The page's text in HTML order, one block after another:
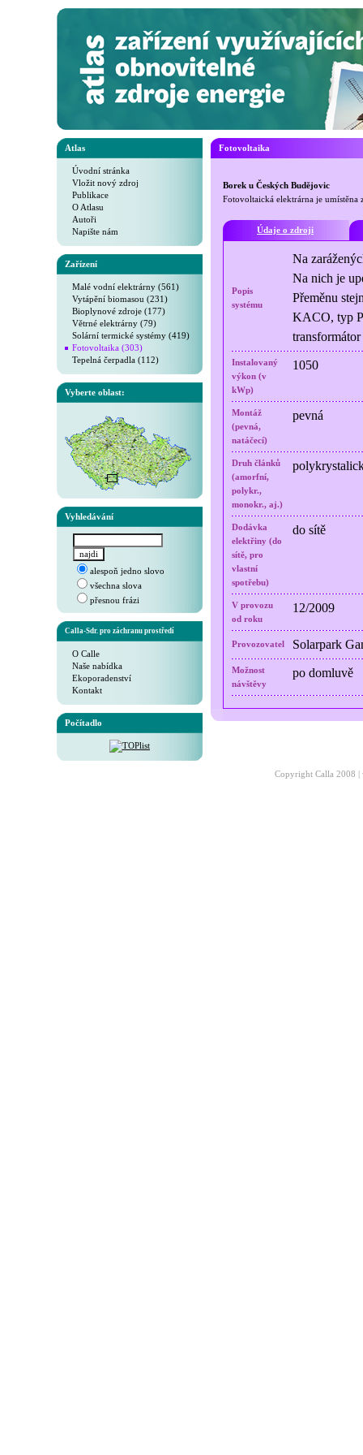
Atlas
Úvodní stránka
Vložit nový zdroj
Publikace
O Atlasu
Autoři
Napište nám
Zařízení
Malé vodní elektrárny (561)
Vytápění biomasou (231)
Bioplynové zdroje (177)
Větrné elektrárny (79)
Solární termické systémy (419)
Fotovoltaika (303)
Tepelná čerpadla (112)
Vyberte oblast:
Vyhledávání
alespoň jedno slovo
všechna slova
přesnou frázi
Calla-Sdr. pro záchranu prostředí
O Calle
Naše nabídka
Ekoporadenství
Kontakt
Počítadlo
Fotovoltaika
Borek u Českých Budějovic
Fotovoltaická elektrárna je
Údaje o zdroji
Popis
systému
Na
Na nich je
Přeměnu
KACO, typ
Instalovaný
výkon (v
kWp)
1050
Montáž
(pevná,
natáčecí)
pevná
Druh článků
(amorfní,
polykr.,
monokr., aj.)
Dodávka
elektřiny (do
sítě, pro
vlastní
spotřebu)
do sítě
V provozu
od roku
12/2009
Provozovatel Solarpark
Možnost
návštěvy
po domluvě
Copyright Calla 2008 |